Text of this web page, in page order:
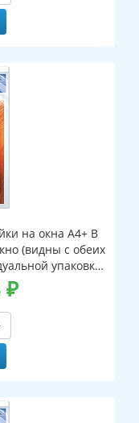
на окна А4+ В
(видны с обеих
упаковке,
₽